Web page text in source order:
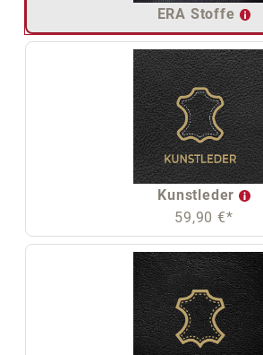
ERA Stoffe
Kunstleder
59,90 €*